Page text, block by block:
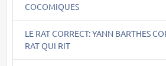
COCOMIQUES
LE RAT CORRECT: YANN BARTHES
RAT QUI RIT